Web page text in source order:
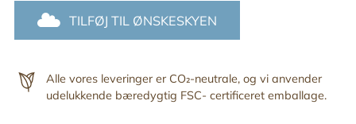
TILFØJ TIL ØNSKESKYEN
Alle vores leveringer er CO₂-neutrale, og vi anvender
udelukkende bæredygtig FSC- certificeret emballage.